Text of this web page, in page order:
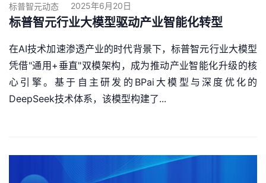
标普智元动态 2025年6月20日
标普智元行业大模型驱动产业智能化转型
在AI技术加速渗透产业的时代背景下，标普智元行业大模型
凭借"通用+垂直"双模架构，成为推动产业智能化升级的核
心引擎。基于自主研发的BPai大模型与深度优化的
DeepSeek技术体系，该模型构建了...